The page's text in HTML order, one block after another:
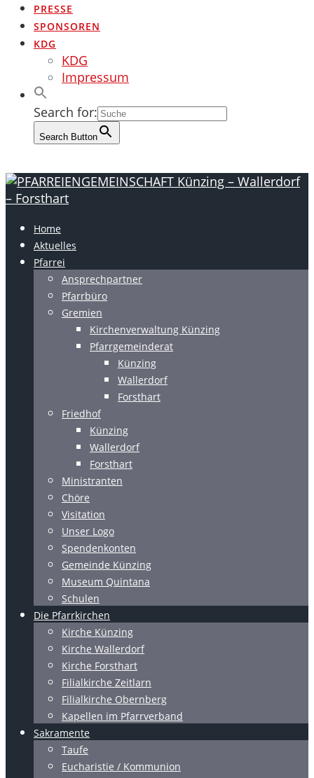
PRESSE
SPONSOREN
KDG
KDG
Impressum
Search for:
Search Button
Home
Aktuelles
Pfarrei
Ansprechpartner
Pfarrbüro
Gremien
Kirchenverwaltung Künzing
Pfarrgemeinderat
Künzing
Wallerdorf
Forsthart
Friedhof
Künzing
Wallerdorf
Forsthart
Ministranten
Chöre
Visitation
Unser Logo
Spendenkonten
Gemeinde Künzing
Museum Quintana
Schulen
Die Pfarrkirchen
Kirche Künzing
Kirche Wallerdorf
Kirche Forsthart
Filialkirche Zeitlarn
Filialkirche Obernberg
Kapellen im Pfarrverband
Sakramente
Taufe
Eucharistie / Kommunion